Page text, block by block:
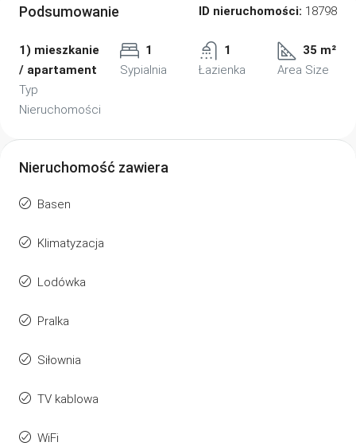
Podsumowanie ID nieruchomości: 18798
1) mieszkanie
/ apartament
Typ
Nieruchomości
1
Sypialnia
1
Łazienka
35 m²
Area Size
Nieruchomość zawiera
Basen
Klimatyzacja
Lodówka
Pralka
Siłownia
TV kablowa
WiFi